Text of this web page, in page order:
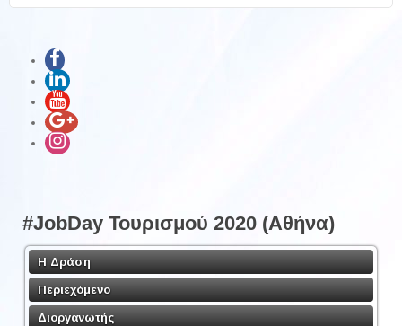
#JobDay Τουρισμού 2020 (Αθήνα)
Η Δράση
Περιεχόμενο
Διοργανωτής